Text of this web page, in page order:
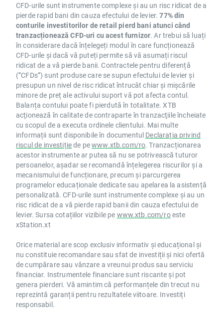
CFD-urile sunt instrumente complexe și au un risc ridicat de a
pierde rapid bani din cauza efectului de levier.77% din
conturile investitorilor de retail pierd bani atunci când
tranzacționează CFD-uri cu acest furnizor. Ar trebui să luați
în considerare dacă înțelegeți modul în care funcționează
CFD-urile și dacă vă puteți permite să vă asumați riscul
ridicat de a vă pierde banii. Contractele pentru diferență
(”CFDs”) sunt produse care se supun efectului de levier și
presupun un nivel de risc ridicat întrucât chiar și mișcările
minore de preț ale activului suport vă pot afecta contul.
Balanța contului poate fi pierdută în totalitate. XTB
acţionează în calitate de contraparte în tranzacţiile încheiate
cu scopul de a executa ordinele clientului. Mai multe
informații sunt disponibile în documentul Declarația privind
riscul de investițiede pewww.xtb.com/ro. Tranzacționarea
acestor instrumente ar putea să nu se potrivească tuturor
persoanelor, așadar se recomandă înțelegerea riscurilor și a
mecanismului de funcționare, precum și parcurgerea
programelor educaționale dedicate sau apelarea la asistență
personalizată. CFD-urile sunt instrumente complexe și au un
risc ridicat de a vă pierde rapid banii din cauza efectului de
levier. Sursa cotațiilor vizibile pe www.xtb.com/roeste
xStation.xt
Orice material are scop exclusiv informativ și educațional și
nu constituie recomandare sau sfat de investiții și nici ofertă
de cumpărare sau vânzare a vreunui produs sau serviciu
financiar. Instrumentele financiare sunt riscante și pot
genera pierderi. Vă amintim că performanțele din trecut nu
reprezintă garanții pentru rezultatele viitoare. Investiți
responsabil.